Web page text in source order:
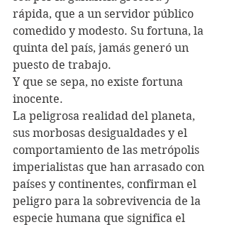
rápida, que a un servidor público
comedido y modesto. Su fortuna, la
quinta del país, jamás generó un
puesto de trabajo.
Y que se sepa, no existe fortuna
inocente.
La peligrosa realidad del planeta,
sus morbosas desigualdades y el
comportamiento de las metrópolis
imperialistas que han arrasado con
países y continentes, confirman el
peligro para la sobrevivencia de la
especie humana que significa el